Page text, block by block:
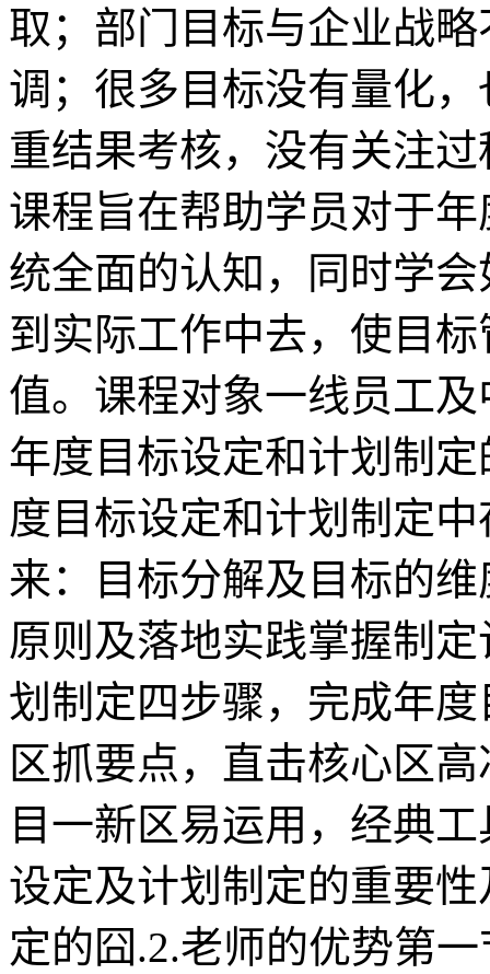
取；部门目标与企业战
调；很多目标没有量化
重结果考核，没有关注
课程旨在帮助学员对于
统全面的认知，同时学
到实际工作中去，使目
值。课程对象一线员工
年度目标设定和计划制
度目标设定和计划制定
来：目标分解及目标的
原则及落地实践掌握制
划制定四步骤，完成年
区抓要点，直击核心区
目一新区易运用，经典
设定及计划制定的重要
定的囧.2.老师的优势第